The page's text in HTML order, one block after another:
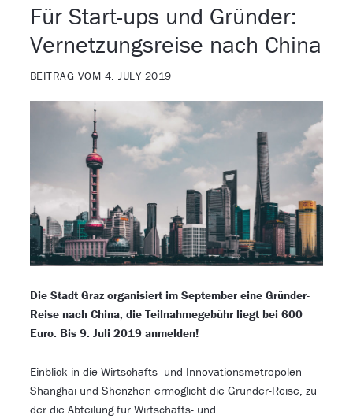
Für Start-ups und Gründer:
Vernetzungsreise nach China
BEITRAG VOM 4. JULY 2019
Die Stadt Graz organisiert im September eine Gründer-
Reise nach China, die Teilnahmegebühr liegt bei 600
Euro. Bis 9. Juli 2019 anmelden!
Einblick in die Wirtschafts- und Innovationsmetropolen
Shanghai und Shenzhen ermöglicht die Gründer-Reise, zu
der die Abteilung für Wirtschafts- und